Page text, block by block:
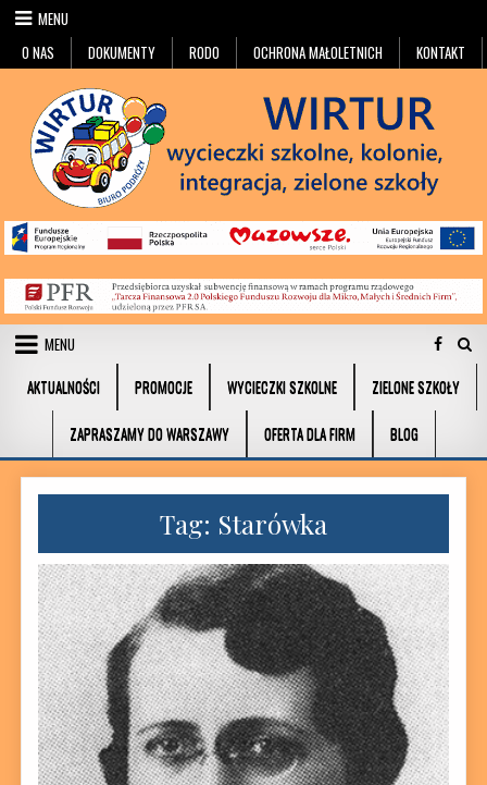
Przejdź do treści
MENU
O NAS
DOKUMENTY RODO OCHRONA MAŁOLETNICH KONTAKT
MENU
AKTUALNOŚCI
PROMOCJE WYCIECZKI SZKOLNE ZIELONE SZKOŁY
ZAPRASZAMY DO WARSZAWY OFERTA DLA FIRM BLOG
Tag: Starówka